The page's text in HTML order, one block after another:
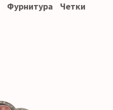
Фурнитура Четки